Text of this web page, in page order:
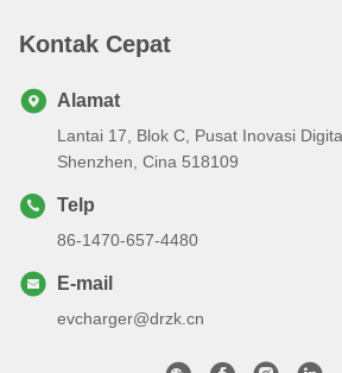
Kontak Cepat
Alamat
Lantai 17, Blok C, Pusat Inovasi
Shenzhen, Cina 518109
Telp
86-1470-657-4480
E-mail
evcharger@drzk.cn